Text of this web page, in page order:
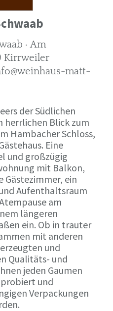
· Am
Kirrweiler
matt-
der Südlichen
herrlichen Blick zum
Hambacher Schloss,
Eine
und großzügig
mit Balkon,
ein
Aufenthaltsraum
am
längeren
ein. Ob in trauter
mit anderen
und
Qualitäts- und
jeden Gaumen
und
Verpackungen